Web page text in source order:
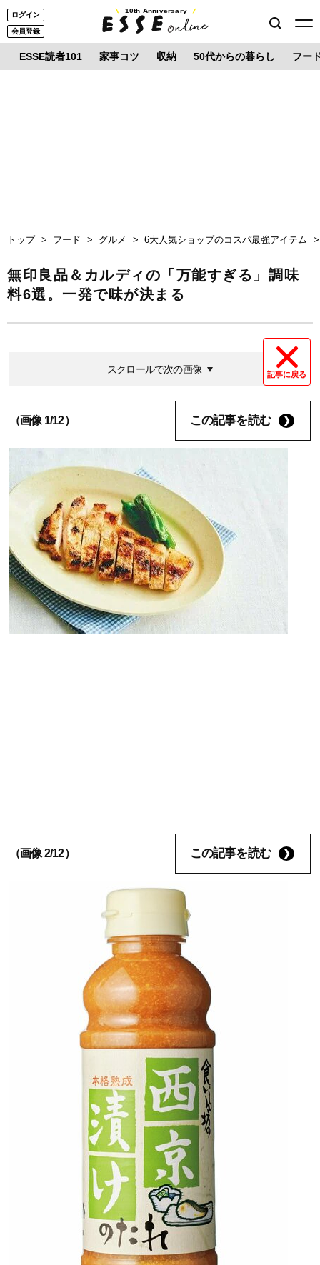
ログイン
会員登録
10th Anniversary
ESSE読者101 家事コツ 収納 50代からの暮らし フー
トップ フード グルメ 6大人気ショップのコスパ最強アイテム
無印良品＆カルディの「万能すぎる」調味
料6選。一発で味が決まる
記事に戻る
スクロールで次の画像
（画像 1/12） この記事を読む
（画像 2/12） この記事を読む